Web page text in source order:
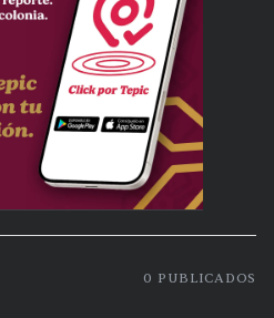
0 PUBLICADOS